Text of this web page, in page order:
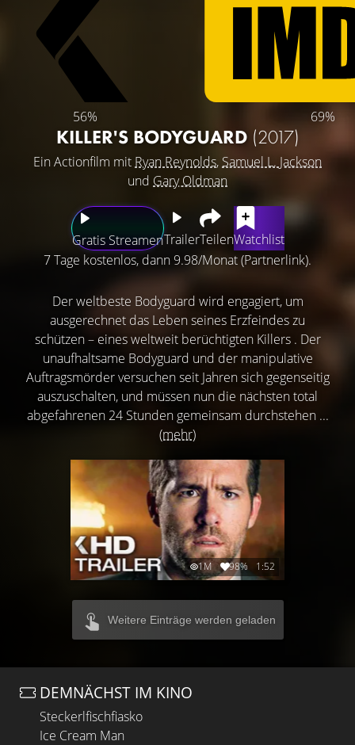
56% 69%
KILLER'S BODYGUARD (2017)
Ein Actionfilm mit Ryan Reynolds, Samuel L. Jackson
und Gary Oldman
Gratis StreamenTrailerTeilenWatchlist
7 Tage kostenlos, dann 9.98/Monat (Partnerlink).
Der weltbeste Bodyguard wird engagiert, um
ausgerechnet das Leben seines Erzfeindes zu
schützen – eines weltweit berüchtigten Killers . Der
unaufhaltsame Bodyguard und der manipulative
Auftragsmörder versuchen seit Jahren sich gegenseitig
auszuschalten, und müssen nun die nächsten total
abgefahrenen 24 Stunden gemeinsam durchstehen ...
(mehr)
1M 98% 1:52
Weitere Einträge werden geladen
DEMNÄCHST IM KINO
Steckerlfischfiasko
Ice Cream Man